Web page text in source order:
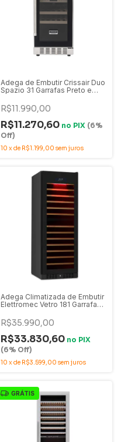
Adega de Embutir Crissair Duo
Spazio 31 Garrafas Preto e
31DI
R$11.990,00
R$11.270,60 no PIX (6%
Off)
10 x de R$1.199,00 sem juros
Adega Climatizada de Embutir
Elettromec Vetro 181 Garrafas
2VPB
R$35.990,00
R$33.830,60 no PIX
(6% Off)
10 xde R$3.599,00 sem juros
GRÁTIS